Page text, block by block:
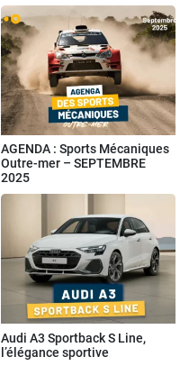
AGENDA : Sports Mécaniques
Outre-mer – SEPTEMBRE
2025
Audi A3 Sportback S Line,
l’élégance sportive